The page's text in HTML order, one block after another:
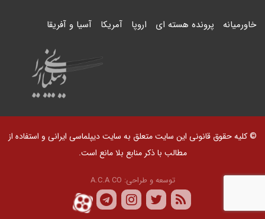
خاورمیانه پرونده هسته ای اروپا آمریکا آسیا و آفریقا
© کلیه حقوق قانونی این سایت متعلق به سایت دیپلماسی ایرانی و استفاده از
مطالب با ذکر منابع بلا مانع است.
توسعه و طراحی: A.C.A CO